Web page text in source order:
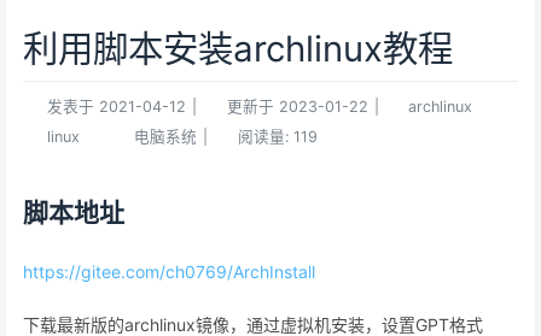
利用脚本安装archlinux教程
发表于 2021-04-12 更新于 2023-01-22
archlinux
linux
电脑系统 阅读量: 119
脚本地址
https://gitee.com/ch0769/ArchInstall
下载最新版的archlinux镜像，通过虚拟机安装，设置GPT格式